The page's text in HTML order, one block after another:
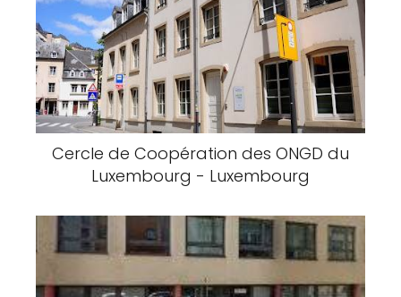
Cercle de Coopération des ONGD du
Luxembourg - Luxembourg